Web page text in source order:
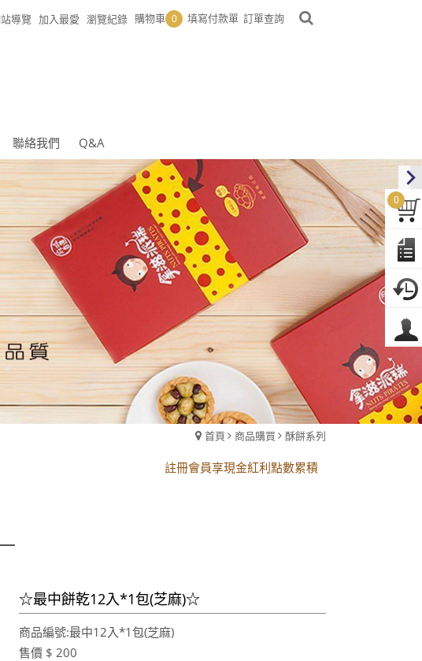
導覽 加入最愛 瀏覽紀錄 購物車 0 填寫付款單 訂單查詢
聯絡我們 Q&A
首頁 商品購買 酥餅系列
黑貓配送時間更改須知
註冊會員享現金紅利點數累積
☆最中餅乾12入*1包(芝麻)☆
商品編號:最中12入*1包(芝麻)
售價 $ 200
0